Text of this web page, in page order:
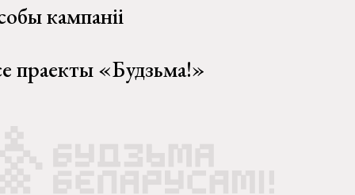
кампаніі
праекты «Будзьма!»